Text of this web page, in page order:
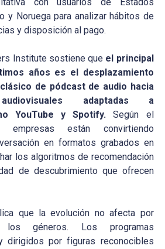
y Noruega para analizar hábitos de
y disposición al pago.
Institute sostiene que el principal
años es el desplazamiento
de pódcast de audio hacia
adaptadas a
YouTube y Spotify. Según el
empresas están convirtiendo
en formatos grabados en
los algoritmos de recomendación
de descubrimiento que ofrecen
que la evolución no afecta por
géneros. Los programas
dirigidos por figuras reconocibles